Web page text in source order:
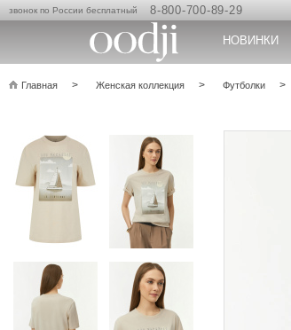
звонок по России бесплатный 8-800-700-89-29
НОВИНКИ
Главная Женская коллекция Футболки